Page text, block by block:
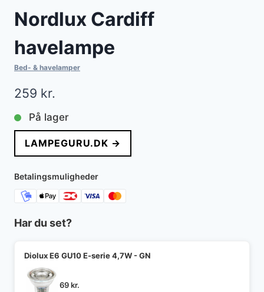
Nordlux Cardiff
havelampe
Bed- & havelamper
259 kr.
På lager
LAMPEGURU.DK →
Betalingsmuligheder
Har du set?
Diolux E6 GU10 E-serie 4,7W - GN
69kr.